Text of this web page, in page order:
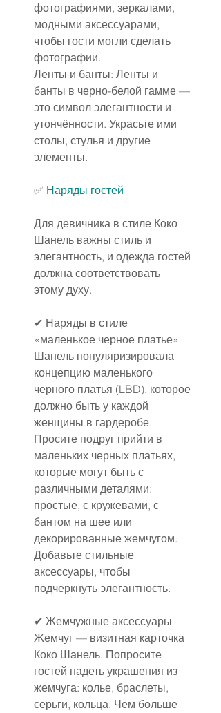
фотографиями, зеркалами,
модными аксессуарами,
чтобы гости могли сделать
фотографии.
Ленты и банты: Ленты и
банты в черно-белой гамме —
это символ элегантности и
утончённости. Украсьте ими
столы, стулья и другие
элементы.
✅ Наряды гостей
Для девичника в стиле Коко
Шанель важны стиль и
элегантность, и одежда гостей
должна соответствовать
этому духу.
✔ Наряды в стиле
«маленькое черное платье»
Шанель популяризировала
концепцию маленького
черного платья (LBD), которое
должно быть у каждой
женщины в гардеробе.
Просите подруг прийти в
маленьких черных платьях,
которые могут быть с
различными деталями:
простые, с кружевами, с
бантом на шее или
декорированные жемчугом.
Добавьте стильные
аксессуары, чтобы
подчеркнуть элегантность.
✔ Жемчужные аксессуары
Жемчуг — визитная карточка
Коко Шанель. Попросите
гостей надеть украшения из
жемчуга: колье, браслеты,
серьги, кольца. Чем больше